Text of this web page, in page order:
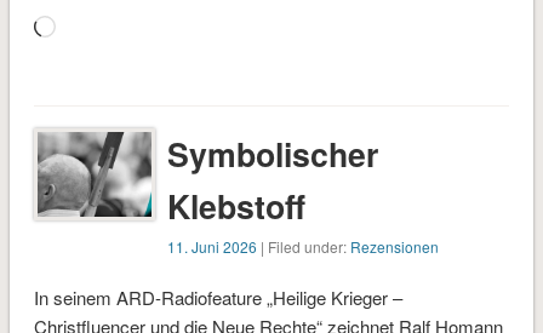
Wird
Symbolischer
Klebstoff
11. Juni 2026 | Filed under: Rezensionen
In seinem ARD-Radiofeature „Heilige Krieger –
Christfluencer und die Neue Rechte“ zeichnet Ralf Homann